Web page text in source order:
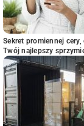
Sekret promiennej
Twój najlepszy